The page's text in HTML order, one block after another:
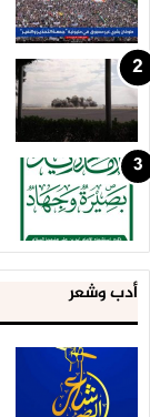
أدب وشعر